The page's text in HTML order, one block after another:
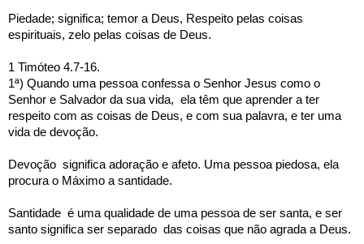
Piedade; significa; temor a Deus, Respeito pelas coisas
espirituais, zelo pelas coisas de Deus.
1 Timóteo 4.7-16.
1ª) Quando uma pessoa confessa o Senhor Jesus como o
Senhor e Salvador da sua vida,  ela têm que aprender a ter
respeito com as coisas de Deus, e com sua palavra, e ter uma
vida de devoção.
Devoção  significa adoração e afeto. Uma pessoa piedosa, ela
procura o Máximo a santidade.
Santidade  é uma qualidade de uma pessoa de ser santa, e ser
santo significa ser separado  das coisas que não agrada a Deus.